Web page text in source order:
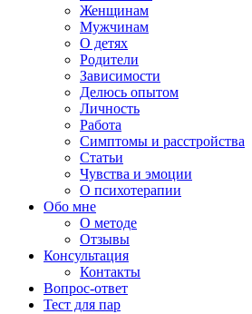
Женщинам
Мужчинам
О детях
Родители
Зависимости
Делюсь опытом
Личность
Работа
Симптомы и расстройства
Статьи
Чувства и эмоции
О психотерапии
Обо мне
О методе
Отзывы
Консультация
Контакты
Вопрос-ответ
Тест для пар